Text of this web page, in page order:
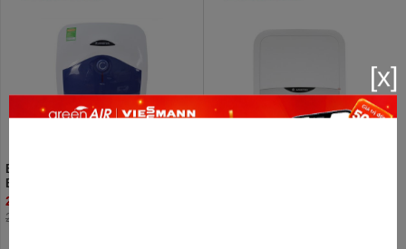
Bình nóng lạnh Ariston 15l vuông
BLU 15R
2.100.000đ
2.150.000đ
[x]